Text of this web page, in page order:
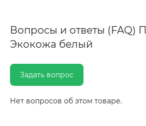
Вопросы и ответы (FAQ)
Экокожа белый
Задать вопрос
Нет вопросов об этом товаре.